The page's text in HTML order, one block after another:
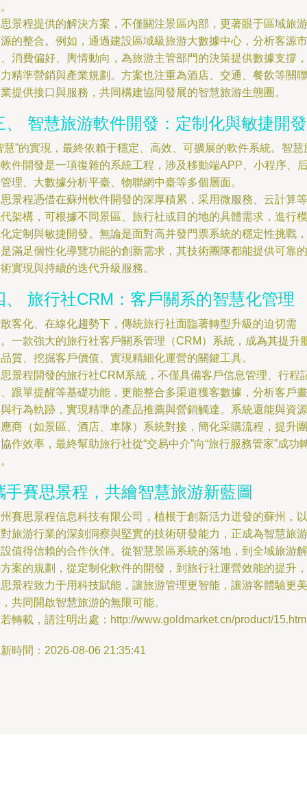
景程提供的解決方案，不僅關注景區內部，更著眼于區域旅游
的整合。例如，通過建設區域級旅游大數據中心，分析客源市
消費偏好、輿情動向，為旅游主管部門的決策提供數據支撐，
精準營銷與產業規劃。方案也注重為酒店、交通、餐飲等關聯
提供接口與服務，共同構建協同發展的智慧旅游生態圈。
、 智慧旅游軟件開發：定制化與敏捷開發
慧”的實現，最終依賴于穩定、高效、可擴展的軟件系統。智慧
件開發是一項復雜的系統工程，涉及移動端APP、小程序、
理、大數據分析平臺、物聯網中臺等多個層面。
景程憑借在蘇州軟件開發的深厚積累，采用微服務、云計算等
架構，可根據不同景區、旅行社或目的地的具體需求，進行模
定制與敏捷開發。無論是面對高并發門票系統的穩定性挑戰，
滿足個性化導覽功能的創新需求，其技術團隊都能提供可靠的
實現與持續的迭代升級服務。
、 旅行社CRM：客戶關系的智慧化管理
客化、在線化趨勢下，傳統旅行社面臨著轉型升級的迫切需
一款強大的旅行社客戶關系管理（CRM）系統，成為其提升
質、挖掘客戶價值、實現精細化運營的關鍵工具。
景程開發的旅行社CRM系統，不僅具備客戶信息管理、行程
跟單提醒等基礎功能，更能整合多渠道獲客數據，分析客戶畫
行為軌跡，實現精準的產品推薦與營銷觸達。系統還能與資源
商（如景區、酒店、車隊）系統對接，簡化采購流程，提升團
作效率，最終幫助旅行社從“交易中介”向“旅行服務管家”成功
手賽思景程，共繪智慧旅游新藍圖
賽思景程信息科技有限公司，植根于創新活力迸發的蘇州，以
旅游行業的深刻洞察與堅實的技術研發能力，正成為智慧旅游
值得信賴的合作伙伴。從智慧景區系統的落地，到全域旅游解
案的規劃，從定制化軟件的開發，到旅行社運營效能的提升，
景程致力于用科技賦能，讓旅游管理更智能，讓游客體驗更美
共同開啟智慧旅游的無限可能。
轉載，請注明出處：http://www.goldmarket.cn/product/
時間：2026-08-06 21:35:41